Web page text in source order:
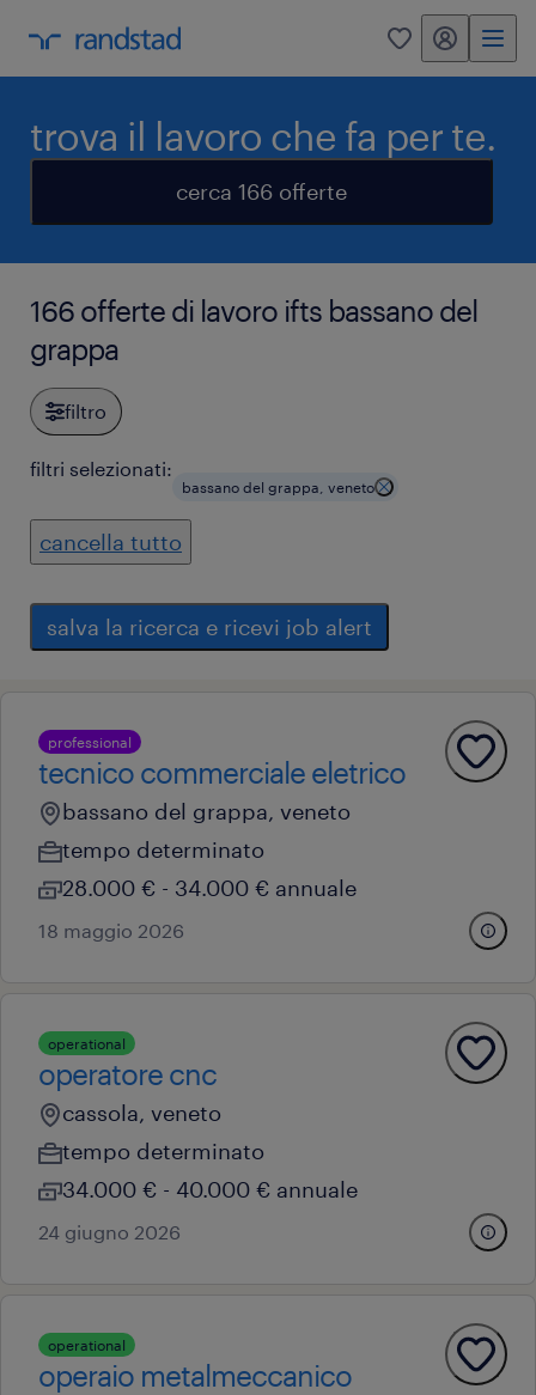
0 my randstad
trova il lavoro che fa per te.
cerca 166 offerte
166 offerte di lavoro ifts bassano del
grappa
filtro
filtri selezionati:
bassano del grappa, veneto
cancella tutto
salva la ricerca e ricevi job alert
professional
tecnico commerciale eletrico
bassano del grappa, veneto
tempo determinato
28.000 € - 34.000 € annuale
18 maggio 2026
operational
operatore cnc
cassola, veneto
tempo determinato
34.000 € - 40.000 € annuale
24 giugno 2026
operational
operaio metalmeccanico